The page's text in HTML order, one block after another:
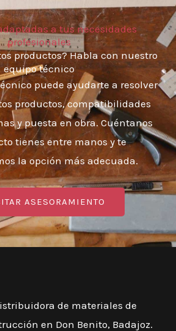
a tus necesidades
profesionales
productos? Habla con nuestro
equipo técnico
puede ayudarte a resolver
productos, compatibilidades
y puesta en obra. Cuéntanos
tienes entre manos y te
la opción más adecuada.
ASESORAMIENTO
de materiales de
en Don Benito, Badajoz.